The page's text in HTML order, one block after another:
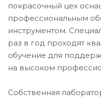
покрасочный цех
профессиональным
инструментом.
раз в год проходят
обучение для
на высоком
Собственная